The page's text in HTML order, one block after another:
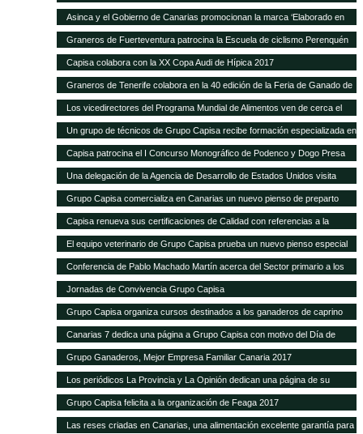
Grupo Capisa
Asinca y el Gobierno de Canarias promocionan la marca ‘Elaborado en
Canarias’ con una campaña en la que participa Grupo Capisa
Graneros de Fuerteventura patrocina la Escuela de ciclismo Perenquén
Macebike
Capisa colabora con la XX Copa Audi de Hípica 2017
Graneros de Tenerife colabora en la 40 edición de la Feria de Ganado de
San Benito
Los vicedirectores del Programa Mundial de Alimentos ven de cerca el
trabajo de Silos Canarios
Un grupo de técnicos de Grupo Capisa recibe formación especializada en
la Complutense
Capisa patrocina el I Concurso Monográfico de Podenco y Dogo Presa
Canario de Santa Brígida
Una delegación de la Agencia de Desarrollo de Estados Unidos visita
Silos Canarios
Grupo Capisa comercializa en Canarias un nuevo pienso de preparto
para caprino y ovino
Capisa renueva sus certificaciones de Calidad con referencias a la
“evidente mejora continua”, según el auditor
El equipo veterinario de Grupo Capisa prueba un nuevo pienso especial
para ponedoras
Conferencia de Pablo Machado Martín acerca del Sector primario a los
alumnos de Hecansa
Jornadas de Convivencia Grupo Capisa
Grupo Capisa organiza cursos destinados a los ganaderos de caprino
Canarias 7 dedica una página a Grupo Capisa con motivo del Día de
Canarias
Grupo Ganaderos, Mejor Empresa Familiar Canaria 2017
Los periódicos La Provincia y La Opinión dedican una página de su
suplemento de Sector Primario a Grupo Capisa
Grupo Capisa felicita a la organización de Feaga 2017
Las reses criadas en Canarias, una alimentación excelente garantía para